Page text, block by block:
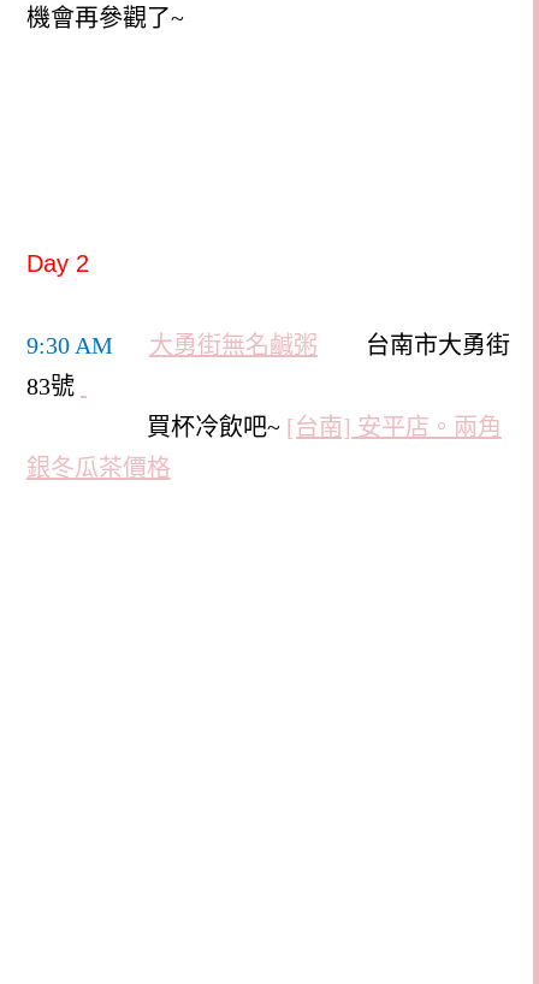
機會再參觀了~
Day 2
9:30 AM 大勇街無名鹹粥
台南市大勇街
83號
買杯冷飲吧~ [台南] 安平店。兩角
銀冬瓜茶價格